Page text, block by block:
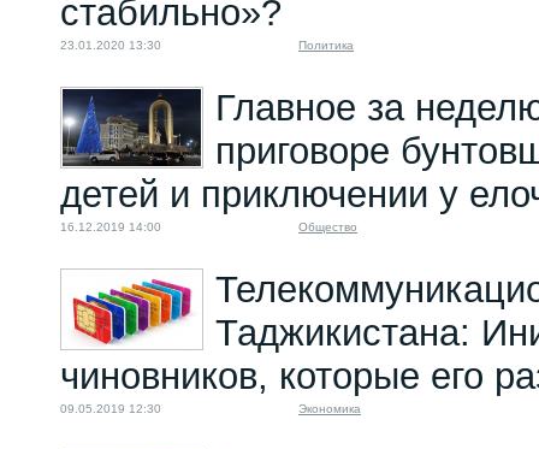
стабильно»?
23.01.2020 13:30 Политика
Главное за
приговоре
детей и приключении у
16.12.2019 14:00 Общество
Таджикистана:
чиновников, которые его
09.05.2019 12:30 Экономика